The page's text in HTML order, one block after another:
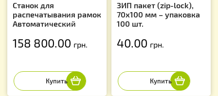
Станок для
распечатывания рамок
Автоматический
158 800.00 грн.
ЗИП пакет (zip-lock),
70х100 мм – упаковка
100 шт.
40.00 грн.